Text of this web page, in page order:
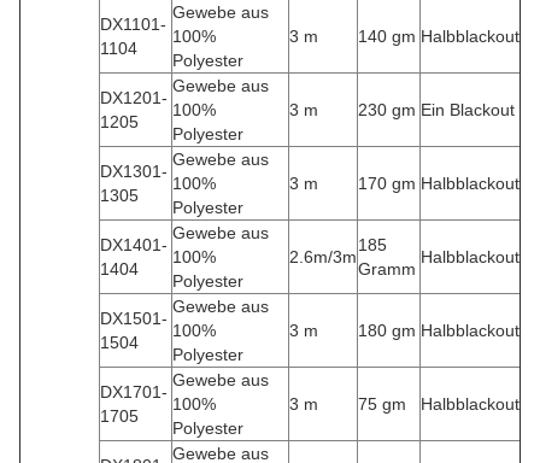
DX1101-
1104
Gewebe aus
100%
Polyester
3 m 140 gm Halbblackout
DX1201-
1205
Gewebe aus
100%
Polyester
3 m 230 gm Ein Blackout
DX1301-
1305
Gewebe aus
100%
Polyester
3 m 170 gm Halbblackout
DX1401-
1404
Gewebe aus
100%
Polyester
2.6m/3m
185
Gramm
Halbblackout
DX1501-
1504
Gewebe aus
100%
Polyester
3 m 180 gm Halbblackout
DX1701-
1705
Gewebe aus
100%
Polyester
3 m 75 gm Halbblackout
Gewebe aus